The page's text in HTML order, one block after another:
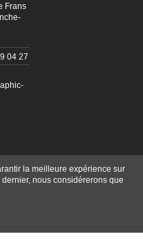
Frans
04 27
Mediagraphic
la meilleure expérience sur
nous considérerons que